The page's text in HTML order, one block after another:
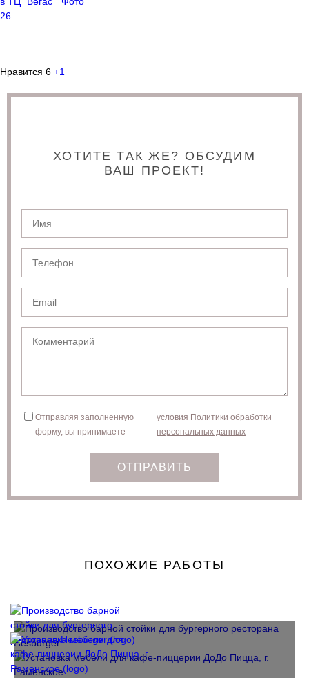
Нравится 6 +1
ХОТИТЕ ТАК ЖЕ? ОБСУДИМ
ВАШ ПРОЕКТ!
Отправляя заполненную
форму, вы принимаете
условия Политики обработки
персональных данных
ОТПРАВИТЬ
ПОХОЖИЕ РАБОТЫ
ПРОИЗВОДСТВО БАРНОЙ СТОЙКИ